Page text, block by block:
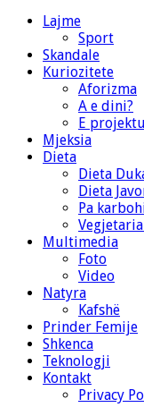
Lajme
Sport
Skandale
Kuriozitete
Aforizma
A e dini?
E
Mjeksia
Dieta
Dieta
Dieta
Pa
Multimedia
Foto
Video
Natyra
Kafshë
Prinder Femije
Shkenca
Teknologji
Kontakt
Privacy